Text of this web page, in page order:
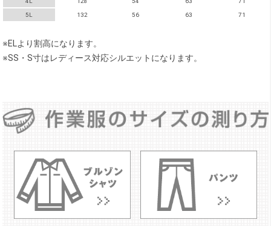
5L 132 56 63 71
※ELより割高になります。
※SS・S寸はレディース対応シルエットになります。